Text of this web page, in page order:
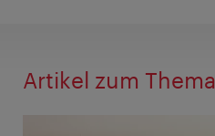
Artikel zum Thema